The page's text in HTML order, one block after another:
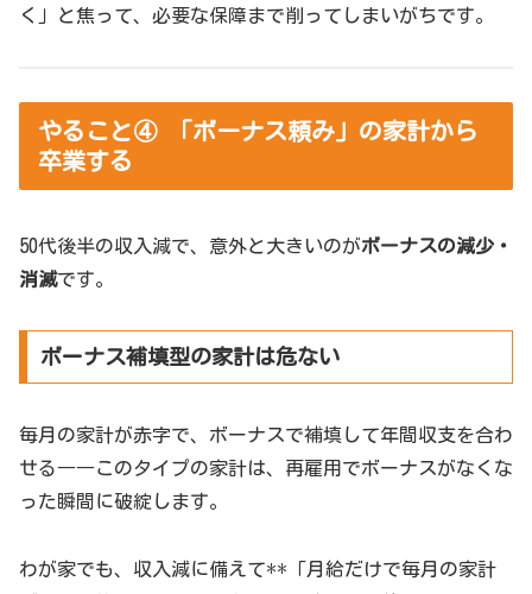
く」と焦って、必要な保障まで削ってしまいがちです。
やること④ 「ボーナス頼み」の家計から
卒業する
50代後半の収入減で、意外と大きいのがボーナスの減少・
消滅です。
ボーナス補填型の家計は危ない
毎月の家計が赤字で、ボーナスで補填して年間収支を合わ
せる――このタイプの家計は、再雇用でボーナスがなくな
った瞬間に破綻します。
わが家でも、収入減に備えて**「月給だけで毎月の家計